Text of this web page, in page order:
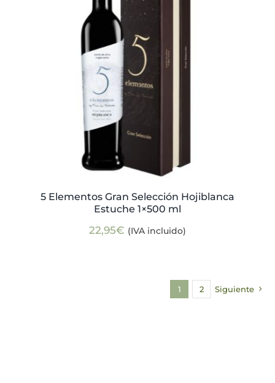
5 Elementos Gran Selección Hojiblanca
Estuche 1×500 ml
22,95€ (IVA incluido)
1 2 Siguiente